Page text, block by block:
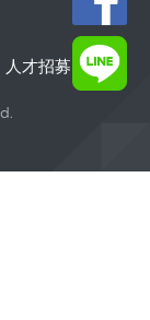
人才招募